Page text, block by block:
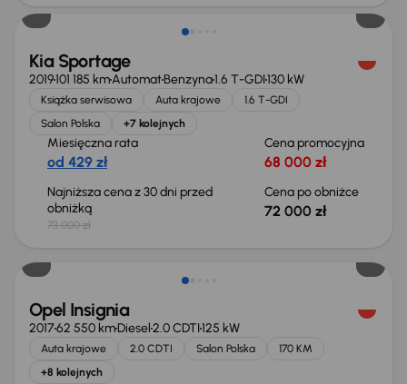
Kia Sportage
2019101 185 kmAutomatBenzyna1.6 T-GDI130 kW
Książka serwisowa Auta krajowe
1.6 T-GDI
Salon Polska
+7 kolejnych
Miesięczna rata
od 429 zł
Cena promocyjna
68 000 zł
Najniższa cena z 30 dni przed
obniżką
73 000 zł
Cena po obniżce
72 000 zł
Opel Insignia
201762 550 kmDiesel2.0 CDTI125 kW
Auta krajowe 2.0 CDTI Salon Polska
170 KM
+8 kolejnych